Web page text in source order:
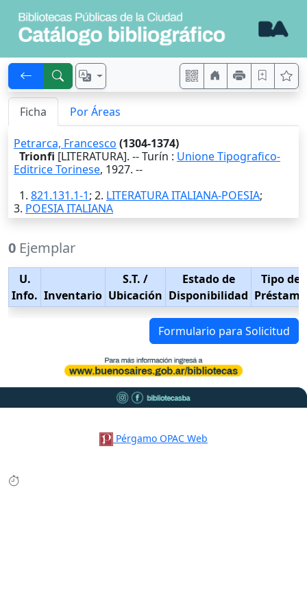
Ficha Por Áreas
Petrarca, Francesco (1304-1374)
Trionfi [LITERATURA]. --Turín : Unione Tipografico-
Editrice Torinese, 1927. --
1. 821.131.1-1; 2. LITERATURA ITALIANA-POESIA;
3. POESIA ITALIANA
0 Ejemplar
U.
Info. Inventario
S.T. /
Ubicación
Estado de
Disponibilidad
Tipo de
Préstamo
Formulario para Solicitud
Pérgamo OPAC Web